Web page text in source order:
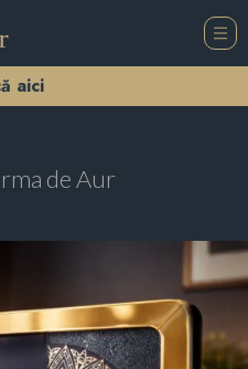
aici
de Aur